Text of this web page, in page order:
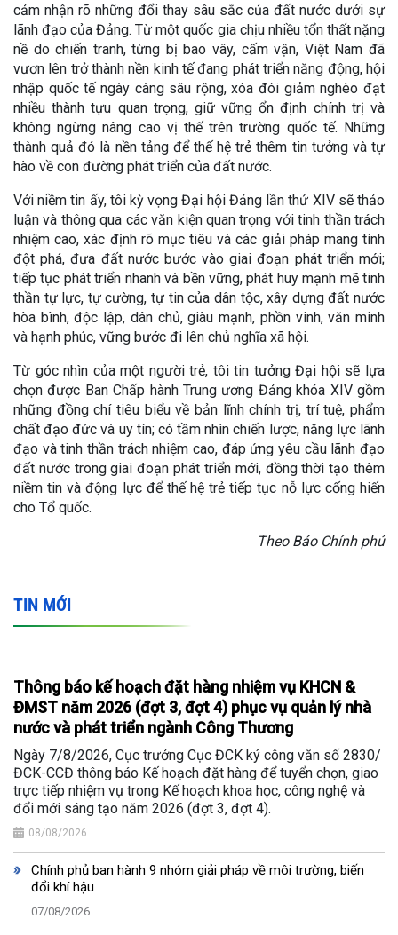
cảm nhận rõ những đổi thay sâu sắc của đất nước dưới sự
lãnh đạo của Đảng. Từ một quốc gia chịu nhiều tổn thất nặng
nề do chiến tranh, từng bị bao vây, cấm vận, Việt Nam đã
vươn lên trở thành nền kinh tế đang phát triển năng động, hội
nhập quốc tế ngày càng sâu rộng, xóa đói giảm nghèo đạt
nhiều thành tựu quan trọng, giữ vững ổn định chính trị và
không ngừng nâng cao vị thế trên trường quốc tế. Những
thành quả đó là nền tảng để thế hệ trẻ thêm tin tưởng và tự
hào về con đường phát triển của đất nước.
Với niềm tin ấy, tôi kỳ vọng Đại hội Đảng lần thứ XIV sẽ thảo
luận và thông qua các văn kiện quan trọng với tinh thần trách
nhiệm cao, xác định rõ mục tiêu và các giải pháp mang tính
đột phá, đưa đất nước bước vào giai đoạn phát triển mới;
tiếp tục phát triển nhanh và bền vững, phát huy mạnh mẽ tinh
thần tự lực, tự cường, tự tin của dân tộc, xây dựng đất nước
hòa bình, độc lập, dân chủ, giàu mạnh, phồn vinh, văn minh
và hạnh phúc, vững bước đi lên chủ nghĩa xã hội.
Từ góc nhìn của một người trẻ, tôi tin tưởng Đại hội sẽ lựa
chọn được Ban Chấp hành Trung ương Đảng khóa XIV gồm
những đồng chí tiêu biểu về bản lĩnh chính trị, trí tuệ, phẩm
chất đạo đức và uy tín; có tầm nhìn chiến lược, năng lực lãnh
đạo và tinh thần trách nhiệm cao, đáp ứng yêu cầu lãnh đạo
đất nước trong giai đoạn phát triển mới, đồng thời tạo thêm
niềm tin và động lực để thế hệ trẻ tiếp tục nỗ lực cống hiến
cho Tổ quốc.
Theo Báo Chính phủ
TIN MỚI
Thông báo kế hoạch đặt hàng nhiệm vụ KHCN &
ĐMST năm 2026 (đợt 3, đợt 4) phục vụ quản lý nhà
nước và phát triển ngành Công Thương
Ngày 7/8/2026, Cục trưởng Cục ĐCK ký công văn số 2830/
ĐCK-CCĐ thông báo Kế hoạch đặt hàng để tuyển chọn, giao
trực tiếp nhiệm vụ trong Kế hoạch khoa học, công nghệ và
đổi mới sáng tạo năm 2026 (đợt 3, đợt 4).
08/08/2026
Chính phủ ban hành 9 nhóm giải pháp về môi trường, biến
đổi khí hậu
07/08/2026